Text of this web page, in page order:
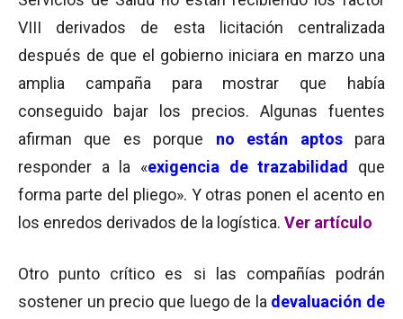
VIII derivados de esta licitación centralizada
después de que el gobierno iniciara en marzo una
amplia campaña para mostrar que había
conseguido bajar los precios. Algunas fuentes
afirman que es porque no están aptos
para
responder a la «exigencia de trazabilidad
que
forma parte del pliego». Y otras ponen el acento en
los enredos derivados de la logística. Ver artículo
Otro punto crítico es si las compañías podrán
sostener un precio que luego de la devaluación de